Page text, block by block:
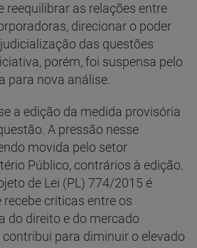
reequilibrar as relações entre
direcionar o poder
das questões
porém, foi suspensa pelo
para nova análise.
a edição da medida provisória
A pressão nesse
movida pelo setor
Público, contrários à edição.
de Lei (PL) 774/2015 é
críticas entre os
do direito e do mercado
para diminuir o elevado